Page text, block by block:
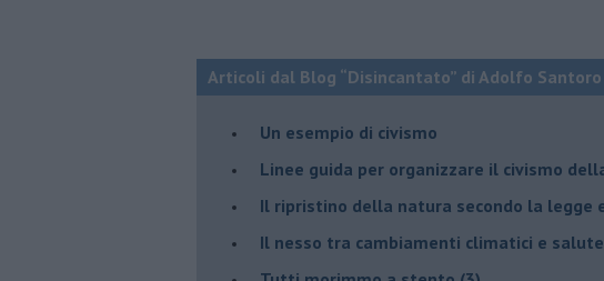
Articoli dal Blog “Disincantato” di Adolfo Santoro
​Un esempio di civismo
​Linee guida per organizzare il civismo
​Il ripristino della natura secondo la legge
Il nesso tra cambiamenti climatici e